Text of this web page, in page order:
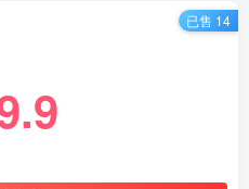
已售 14